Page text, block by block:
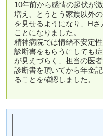
10年前から感情の起伏が
増え、とうとう家族以外
を見せるようになり、H
ことになりました。
精神病院では情緒不安定
診断書をもらうにしても
が見えづらく、担当の医
診断書を頂いてから年金
ることを確認しました。